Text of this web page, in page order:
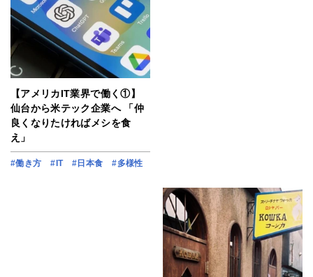
【アメリカIT業界で働く①】
仙台から米テック企業へ 「仲
良くなりたければメシを食
え」
#働き方 #IT #日本食 #多様性